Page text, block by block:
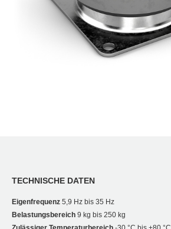
TECHNISCHE DATEN
Eigenfrequenz 5,9 Hz bis 35 Hz
Belastungsbereich 9 kg bis 250 kg